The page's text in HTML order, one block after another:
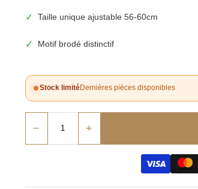
✓ Taille unique ajustable 56-60cm
✓ Motif brodé distinctif
Stock limitéDernières pièces disponibles
− +